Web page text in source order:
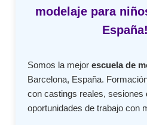
modelaje para
España!
Somos la mejorescuela de
Barcelona, España.
con castings reales, sesiones
oportunidades de trabajo con